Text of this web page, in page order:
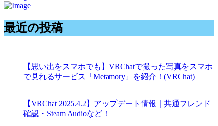
最近の投稿
【思い出をスマホでも】VRChatで撮った写真をスマホ
で見れるサービス「Metamory」を紹介！(VRChat)
【VRChat 2025.4.2】アップデート情報｜共通フレンド
確認・Steam Audioなど！